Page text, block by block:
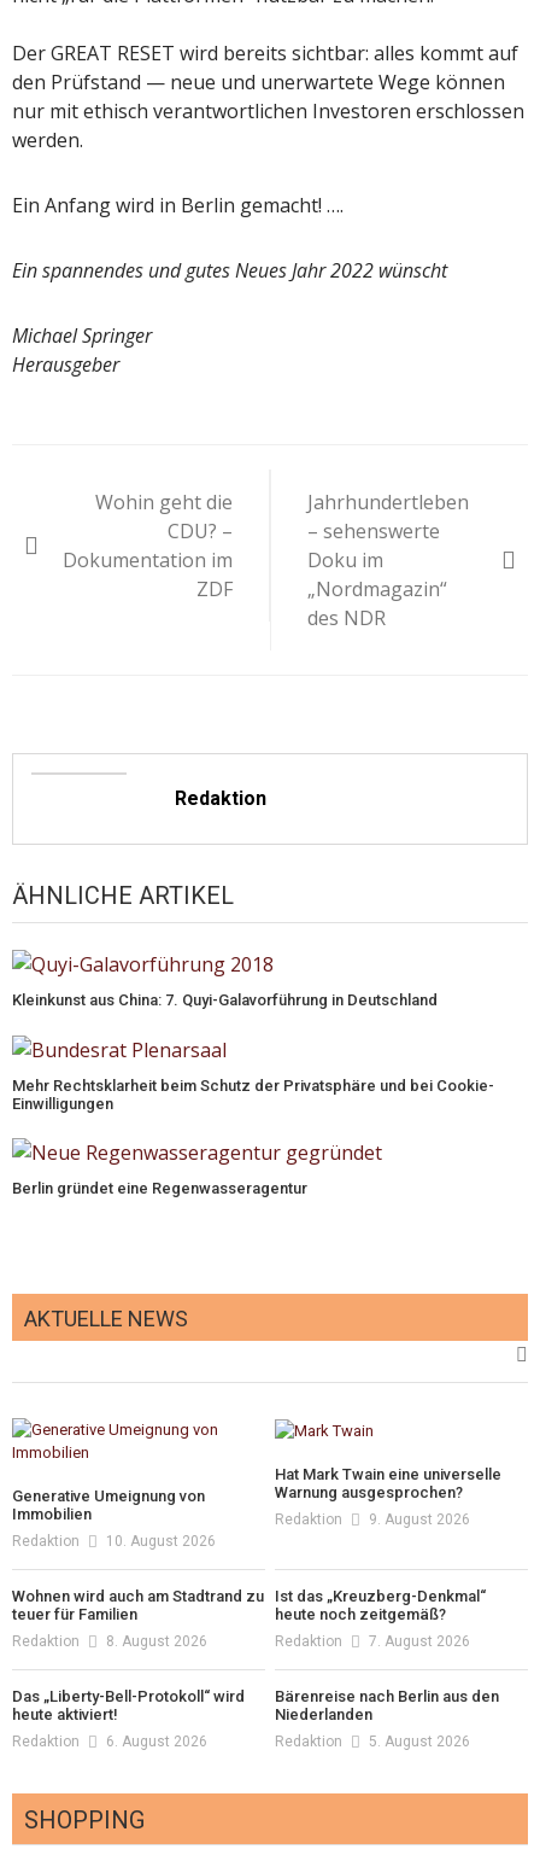
Der GREAT RESET wird bereits sichtbar: alles kommt auf
den Prüfstand — neue und unerwartete Wege können
nur mit ethisch verantwortlichen Investoren erschlossen
werden.
Ein Anfang wird in Berlin gemacht! ….
Ein spannendes und gutes Neues Jahr 2022 wünscht
Michael Springer
Herausgeber
Wohin geht die
CDU? –
Dokumentation im
ZDF
Jahrhundertleben
– sehenswerte
Doku im
„Nordmagazin“
des NDR
Redaktion
ÄHNLICHE ARTIKEL
Kleinkunst aus China: 7. Quyi-Galavorführung in Deutschland
Mehr Rechtsklarheit beim Schutz der Privatsphäre und bei Cookie-
Einwilligungen
Berlin gründet eine Regenwasseragentur
AKTUELLE NEWS
Generative Umeignung von
Immobilien
Redaktion 10. August 2026
Hat Mark Twain eine universelle
Warnung ausgesprochen?
Redaktion 9. August 2026
Wohnen wird auch am Stadtrand zu
teuer für Familien
Redaktion 8. August 2026
Ist das „Kreuzberg-Denkmal“
heute noch zeitgemäß?
Redaktion 7. August 2026
Das „Liberty-Bell-Protokoll“ wird
heute aktiviert!
Redaktion 6. August 2026
Bärenreise nach Berlin aus den
Niederlanden
Redaktion 5. August 2026
SHOPPING